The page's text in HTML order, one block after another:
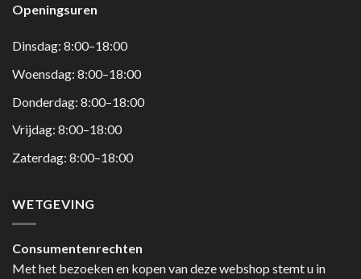
Openingsuren
Dinsdag: 8:00–18:00
Woensdag: 8:00–18:00
Donderdag: 8:00–18:00
Vrijdag: 8:00–18:00
Zaterdag: 8:00–18:00
WETGEVING
Consumentenrechten
Met het bezoeken en kopen van deze webshop stemt u in